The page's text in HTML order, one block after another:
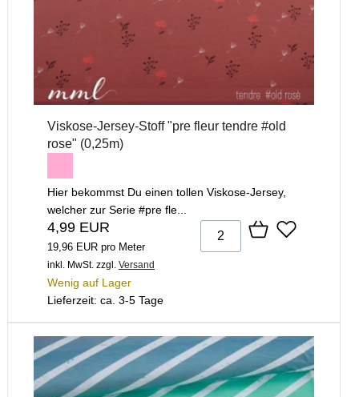
Viskose-Jersey-Stoff "pre fleur tendre #old
rose" (0,25m)
Hier bekommst Du einen tollen Viskose-Jersey,
welcher zur Serie #pre fle...
4,99 EUR
19,96 EUR pro Meter
inkl. MwSt. zzgl. Versand
Wenig auf Lager
Lieferzeit: ca. 3-5 Tage